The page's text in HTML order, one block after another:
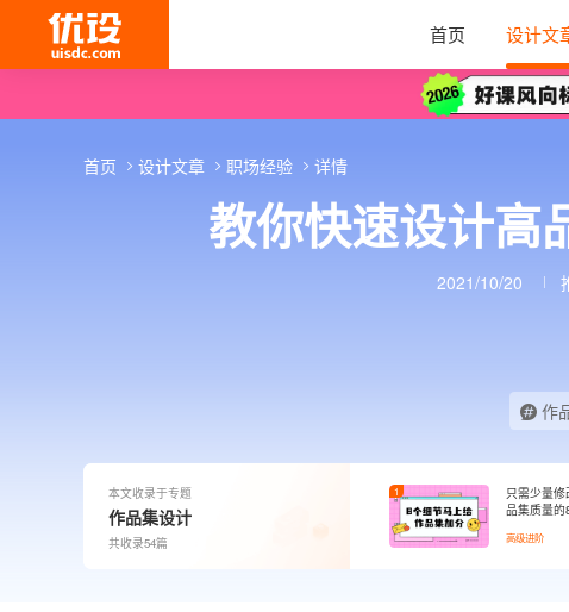
首页 设计文
教你快速设计高
2021/10/20
作
本文收录于专题
作品集设计
共收录54篇
1
只需少量
品集质量的
高级进阶
首页 设计文章 职场经验 详情